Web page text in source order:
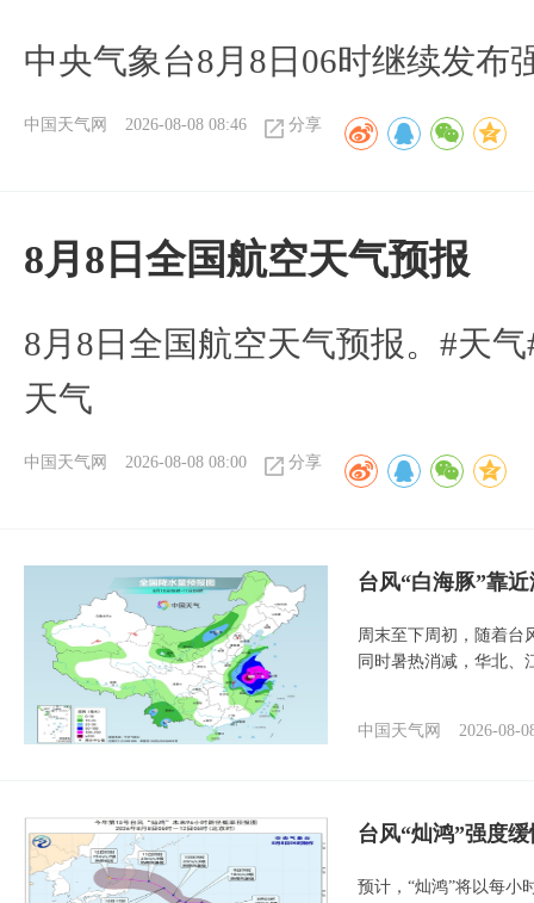
中央气象台8月8日06时继续发布
中国天气网 2026-08-08 08:46 分享
8月8日全国航空天气预报
8月8日全国航空天气预报。#天
天气
中国天气网 2026-08-08 08:00 分享
台风“白海豚”靠
周末至下周初，随着台
同时暑热消减，华北、
中国天气网 2026-08-
台风“灿鸿”强度
预计，“灿鸿”将以每小